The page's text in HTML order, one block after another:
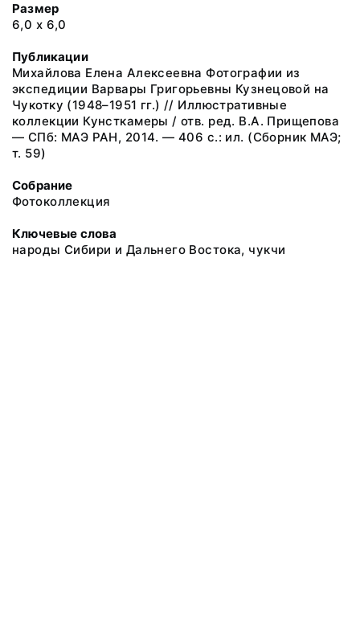
Размер
6,0 х 6,0
Публикации
Михайлова Елена Алексеевна Фотографии из
экспедиции Варвары Григорьевны Кузнецовой на
Чукотку (1948–1951 гг.) // Иллюстративные
коллекции Кунсткамеры / отв. ред. В.А. Прищепова
— СПб: МАЭ РАН, 2014. — 406 с.: ил. (Сборник МАЭ;
т. 59)
Собрание
Фотоколлекция
Ключевые слова
народы Сибири и Дальнего Востока, чукчи